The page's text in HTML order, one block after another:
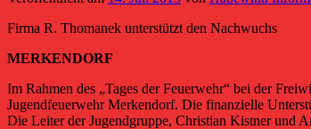
Firma R. Thomanek unterstützt den Nachwuchs
MERKENDORF
Im Rahmen des „Tages der Feuerwehr“ bei der
Jugendfeuerwehr Merkendorf. Die finanzielle
Die Leiter der Jugendgruppe, Christian Kistner und